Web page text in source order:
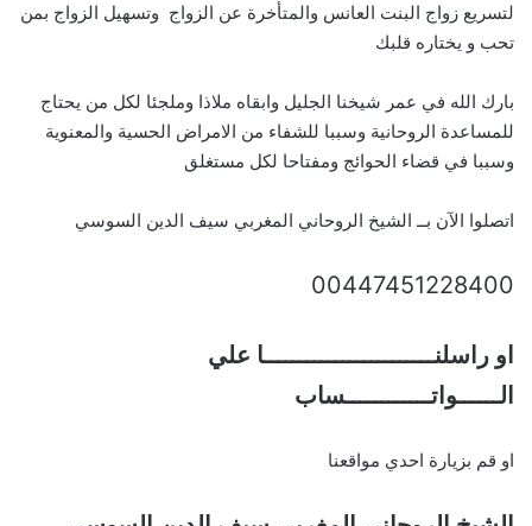
لتسريع زواج البنت العانس والمتأخرة عن الزواج وتسهيل الزواج بمن
تحب و يختاره قلبك
بارك الله في عمر شيخنا الجليل وابقاه ملاذا وملجئا لكل من يحتاج
للمساعدة الروحانية وسببا للشفاء من الامراض الحسية والمعنوية
وسببا في قضاء الحوائج ومفتاحا لكل مستغلق
اتصلوا الآن بــ الشيخ الروحاني المغربي سيف الدين السوسي
00447451228400
او راسلنــــــــــــــــــــــــا علي
الــــــواتــــــــــــساب
او قم بزيارة احدي مواقعنا